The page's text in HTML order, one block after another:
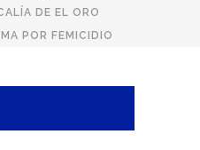
DE EL ORO
POR FEMICIDIO